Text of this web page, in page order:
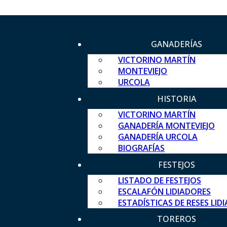
GANADERÍAS
VICTORINO MARTÍN
MONTEVIEJO
URCOLA
HISTORIA
VICTORINO MARTÍN
GANADERÍA MONTEVIEJO
GANADERÍA URCOLA
BIOGRAFÍAS
FESTEJOS
LISTADO DE FESTEJOS
ESCALAFÓN LIDIADORES
ESTADÍSTICAS DE RESES
TOREROS